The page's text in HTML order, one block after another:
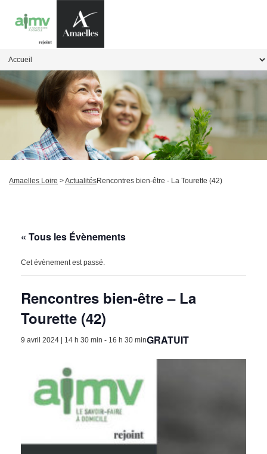
Amaelles Loire >ActualitésRencontres bien-être - La Tourette (42)
« Tous les Évènements
Cet évènement est passé.
Rencontres bien-être – La
Tourette (42)
9 avril 2024 | 14 h 30 min - 16 h 30 minGRATUIT